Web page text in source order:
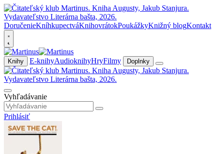
DoručenieKníhkupectváKnihovrátokPoukážkyKnižný blogKontakt
Knihy E-knihyAudioknihyHryFilmy Doplnky
Vyhľadávanie
Prihlásiť